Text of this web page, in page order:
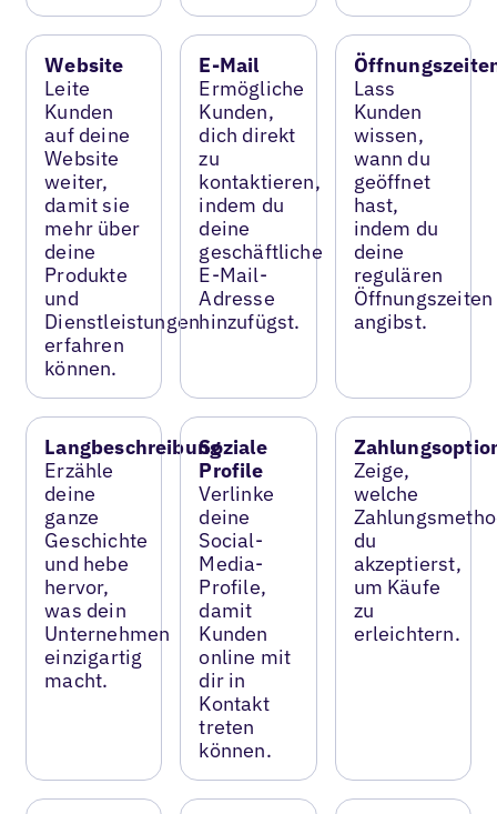
Website
Leite
Kunden
auf deine
Website
weiter,
damit sie
mehr über
deine
Produkte
und
Dienstleistungen
erfahren
können.
E-Mail
Ermögliche
Kunden,
dich direkt
zu
kontaktieren,
indem du
deine
geschäftliche
E-Mail-
Adresse
hinzufügst.
Lass
Kunden
wissen,
wann du
geöffnet
hast,
indem du
deine
regulären
Öffnungszeiten
angibst.
Langbeschreibung
Erzähle
deine
ganze
Geschichte
und hebe
hervor,
was dein
Unternehmen
einzigartig
macht.
Soziale
Profile
Verlinke
deine
Social-
Media-
Profile,
damit
Kunden
online mit
dir in
Kontakt
treten
können.
Zeige,
welche
du
akzeptierst,
um Käufe
zu
erleichtern.